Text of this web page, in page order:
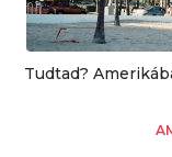
Tudtad?